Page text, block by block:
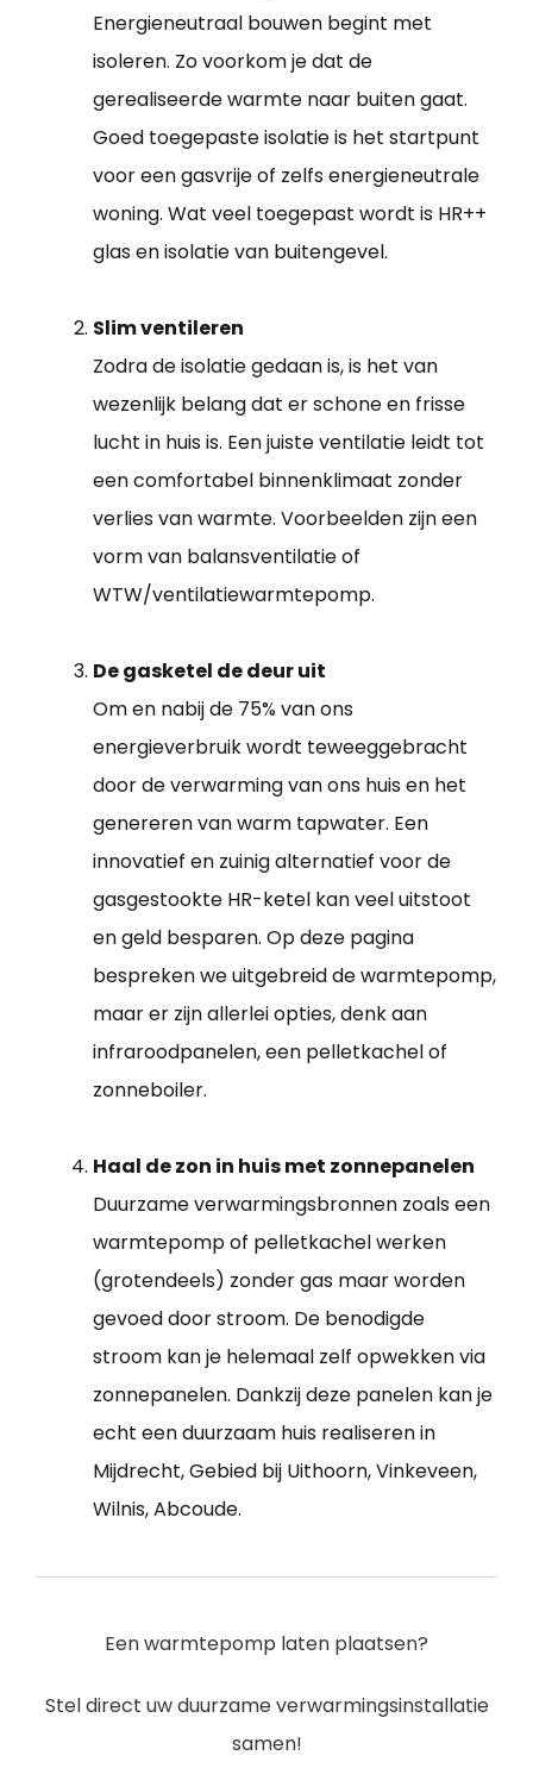
Energieneutraal bouwen begint met
isoleren. Zo voorkom je dat de
gerealiseerde warmte naar buiten gaat.
Goed toegepaste isolatie is het startpunt
voor een gasvrije of zelfs energieneutrale
woning. Wat veel toegepast wordt is HR++
glas en isolatie van buitengevel.
Slim ventileren
Zodra de isolatie gedaan is, is het van
wezenlijk belang dat er schone en frisse
lucht in huis is. Een juiste ventilatie leidt tot
een comfortabel binnenklimaat zonder
verlies van warmte. Voorbeelden zijn een
vorm van balansventilatie of
WTW/ventilatiewarmtepomp.
De gasketel de deur uit
Om en nabij de 75% van ons
energieverbruik wordt teweeggebracht
door de verwarming van ons huis en het
genereren van warm tapwater. Een
innovatief en zuinig alternatief voor de
gasgestookte HR-ketel kan veel uitstoot
en geld besparen. Op deze pagina
bespreken we uitgebreid de warmtepomp,
maar er zijn allerlei opties, denk aan
infraroodpanelen, een pelletkachel of
zonneboiler.
Haal de zon in huis met zonnepanelen
Duurzame verwarmingsbronnen zoals een
warmtepomp of pelletkachel werken
(grotendeels) zonder gas maar worden
gevoed door stroom. De benodigde
stroom kan je helemaal zelf opwekken via
zonnepanelen. Dankzij deze panelen kan je
echt een duurzaam huis realiseren in
Mijdrecht, Gebied bij Uithoorn, Vinkeveen,
Wilnis, Abcoude.
Een warmtepomp laten plaatsen?
Stel direct uw duurzame verwarmingsinstallatie
samen!